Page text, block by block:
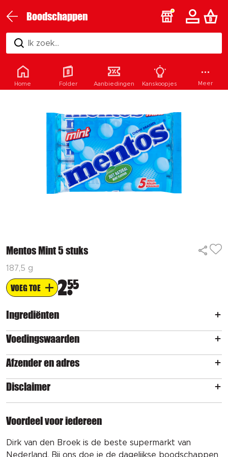
Boodschappen
Ik zoek...
Mentos Mint 5 stuks
187,5 g
VOEG TOE 255
Ingrediënten
Voedingswaarden
Afzender en adres
Disclaimer
Voordeel voor iedereen
Dirk van den Broek is de beste supermarkt van
Nederland. Bij ons doe je de dagelijkse boodschappen
Home Folder Aanbiedingen Kanskoopjes Meer